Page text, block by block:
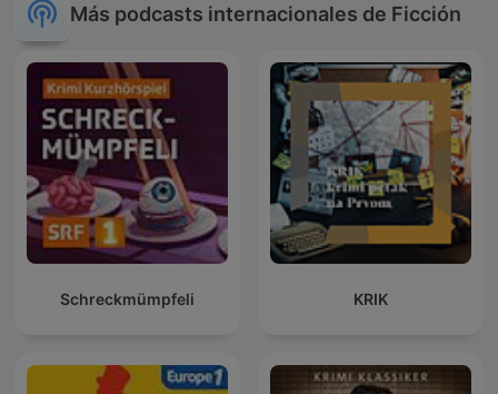
Más podcasts internacionales de Ficción
Schreckmümpfeli KRIK